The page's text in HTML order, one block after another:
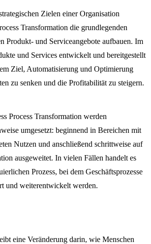
Zielen einer Organisation
Transformation die grundlegenden
Produkt- und Serviceangebote aufbauen. Im
und Services entwickelt und bereitgestellt
Ziel, Automatisierung und Optimierung
zu senken und die Profitabilität zu steigern.
Process Transformation werden
umgesetzt: beginnend in Bereichen mit
Nutzen und anschließend schrittweise auf
ausgeweitet. In vielen Fällen handelt es
Prozess, bei dem Geschäftsprozesse
und weiterentwickelt werden.
eine Veränderung darin, wie Menschen